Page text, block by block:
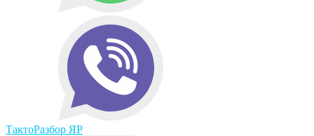
ТактоРазбор ЯР